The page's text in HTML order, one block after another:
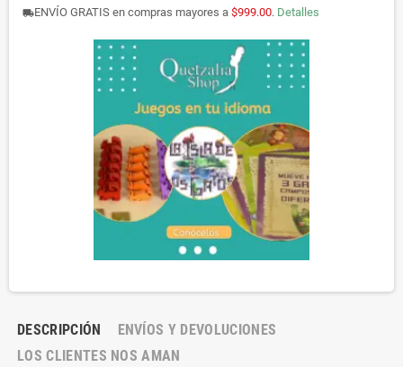
local_shippingENVÍO GRATIS en compras mayores a $999.00. Detalles
DESCRIPCIÓN
ENVÍOS Y DEVOLUCIONES
LOS CLIENTES NOS AMAN